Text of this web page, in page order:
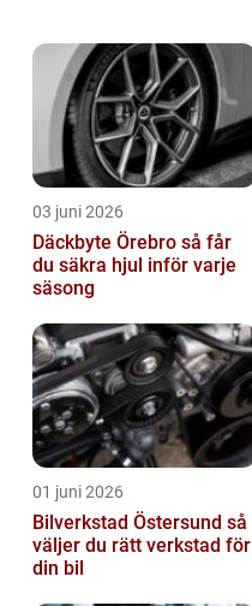
03 juni 2026
Däckbyte Örebro så får
du säkra hjul inför varje
säsong
01 juni 2026
Bilverkstad Östersund så
väljer du rätt verkstad för
din bil